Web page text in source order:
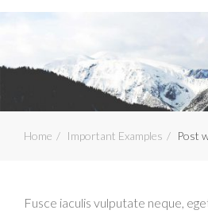
Home Important Examples Post
Fusce iaculis vulputate neque,